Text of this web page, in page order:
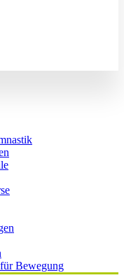
Bewegung